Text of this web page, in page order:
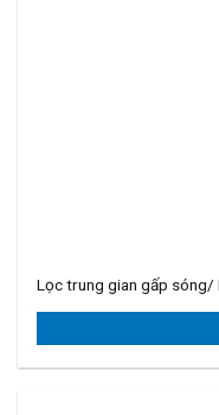
Lọc trung gian gấp sóng/